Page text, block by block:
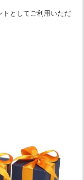
トとしてご利用いただ